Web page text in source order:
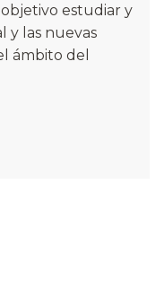
estudiar y
y las nuevas
ámbito del